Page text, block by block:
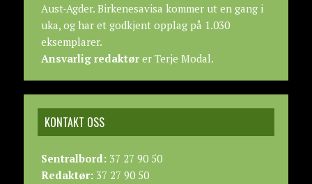
Aust-Agder. Birkenesavisa kommer ut en gang i
uka, og har et godkjent opplag på 1.030
eksemplarer.
Ansvarlig redaktører Terje Modal.
KONTAKT OSS
Sentralbord:37 27 90 50
Redaktør:37 27 90 50